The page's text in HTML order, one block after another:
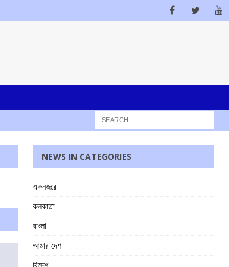
NEWS IN CATEGORIES
একনজরে
কলকাতা
বাংলা
আমার দেশ